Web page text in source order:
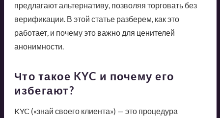
предлагают альтернативу, позволяя торговать без
верификации. В этой статье разберем, как это
работает, и почему это важно для ценителей
анонимности.
Что такое KYC и почему его
избегают?
KYC («знай своего клиента») — это процедура